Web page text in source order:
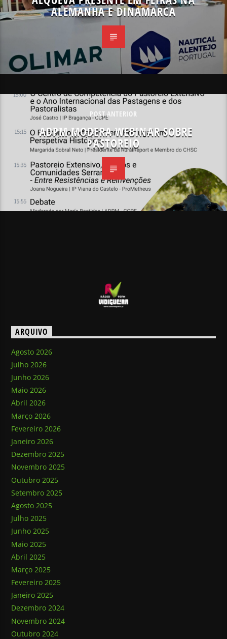
ALEMANHA E DINAMARCA
POST ANTERIOR
ADPM MODERA WEBINAR SOBRE
PASTOREIO
ARQUIVO
Agosto 2026
Julho 2026
Junho 2026
Maio 2026
Abril 2026
Março 2026
Fevereiro 2026
Janeiro 2026
Dezembro 2025
Novembro 2025
Outubro 2025
Setembro 2025
Agosto 2025
Julho 2025
Junho 2025
Maio 2025
Abril 2025
Março 2025
Fevereiro 2025
Janeiro 2025
Dezembro 2024
Novembro 2024
Outubro 2024